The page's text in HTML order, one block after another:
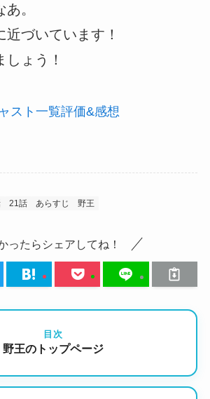
。
近づいています！
ょう！
スト 一覧評価&感想
21話 あらすじ 野王
ったらシェアしてね！
目次
野王のトップページ